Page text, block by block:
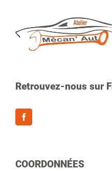
Retrouvez-nous sur
COORDONNÉES